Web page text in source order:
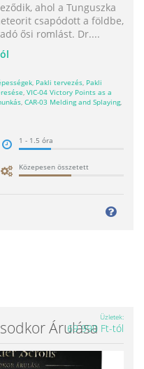
ahol a Tunguszka
csapódott a földbe,
ősi romlást. Dr....
, Pakli tervezés, Pakli
, VIC-04 Victory Points as a
, CAR-03 Melding and Splaying,
1 - 1.5 óra
Közepesen összetett
Árulása
Üzletek
69 990 Ft-tól